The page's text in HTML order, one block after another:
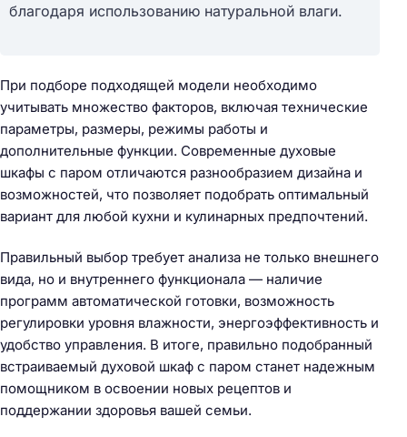
благодаря использованию натуральной влаги.
При подборе подходящей модели необходимо
учитывать множество факторов, включая технические
параметры, размеры, режимы работы и
дополнительные функции. Современные духовые
шкафы с паром отличаются разнообразием дизайна и
возможностей, что позволяет подобрать оптимальный
вариант для любой кухни и кулинарных предпочтений.
Правильный выбор требует анализа не только внешнего
вида, но и внутреннего функционала — наличие
программ автоматической готовки, возможность
регулировки уровня влажности, энергоэффективность и
удобство управления. В итоге, правильно подобранный
встраиваемый духовой шкаф с паром станет надежным
помощником в освоении новых рецептов и
поддержании здоровья вашей семьи.